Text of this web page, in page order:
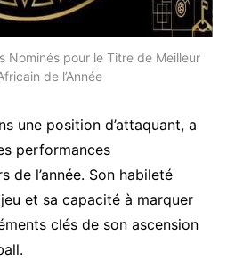
Nominés pour le Titre de Meilleur
de l’Année
une position d’attaquant, a
performances
de l’année. Son habileté
et sa capacité à marquer
clés de son ascension